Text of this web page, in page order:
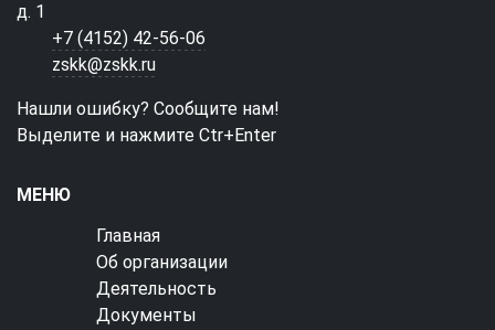
д. 1
+7 (4152) 42-56-06
zskk@zskk.ru
Нашли ошибку? Сообщите нам!
Выделите и нажмите Ctr+Enter
МЕНЮ
Главная
Об организации
Деятельность
Документы